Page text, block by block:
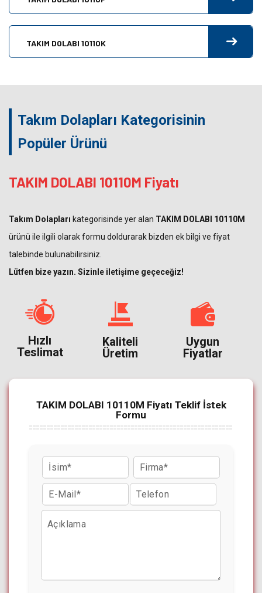
TAKIM DOLABI 10110K
Takım Dolapları Kategorisinin
Popüler Ürünü
TAKIM DOLABI 10110M Fiyatı
Takım Dolapları kategorisinde yer alan TAKIM DOLABI 10110M
ürünü ile ilgili olarak formu doldurarak bizden ek bilgi ve fiyat
talebinde bulunabilirsiniz.
Lütfen bize yazın. Sizinle iletişime geçeceğiz!
Hızlı
Teslimat
Kaliteli
Üretim
Uygun
Fiyatlar
TAKIM DOLABI 10110M Fiyatı Teklif İstek
Formu